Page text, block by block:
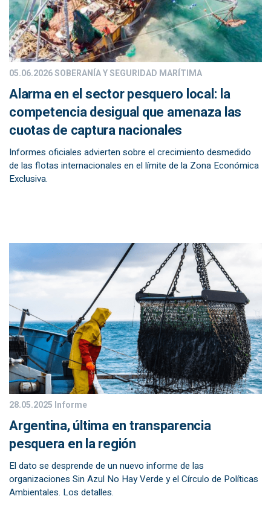
05.06.2026SOBERANÍA Y SEGURIDAD MARÍTIMA
Alarma en el sector pesquero local: la
competencia desigual que amenaza las
cuotas de captura nacionales
Informes oficiales advierten sobre el crecimiento desmedido
de las flotas internacionales en el límite de la Zona Económica
Exclusiva.
28.05.2025 Informe
Argentina, última en transparencia
pesquera en la región
El dato se desprende de un nuevo informe de las
organizaciones Sin Azul No Hay Verde y el Círculo de Políticas
Ambientales. Los detalles.